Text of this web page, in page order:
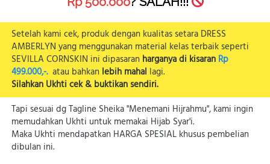
Setelah kami cek, produk dengan kualitas setara DRESS
SEVILLA CORNSKIN ini dipasaran harganya di kisaran Rp
499.000,-.
  atau bahkan
lebih mahal lagi.
Silahkan Ukhti cek & buktikan sendiri.
Tapi sesuai dg Tagline Sheika "Menemani Hijrahmu", kami ingin
memudahkan Ukhti untuk memakai Hijab Syar'i.
Maka Ukhti mendapatkan HARGA SPESIAL khusus pembelian
dibulan ini.